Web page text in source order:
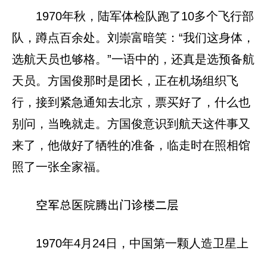
1970年秋，陆军体检队跑了10多个飞行部
队，蹲点百余处。刘崇富暗笑：“我们这身体，
选航天员也够格。”一语中的，还真是选预备航
天员。方国俊那时是团长，正在机场组织飞
行，接到紧急通知去北京，票买好了，什么也
别问，当晚就走。方国俊意识到航天这件事又
来了，他做好了牺牲的准备，临走时在照相馆
照了一张全家福。
空军总医院腾出门诊楼二层
1970年4月24日，中国第一颗人造卫星上